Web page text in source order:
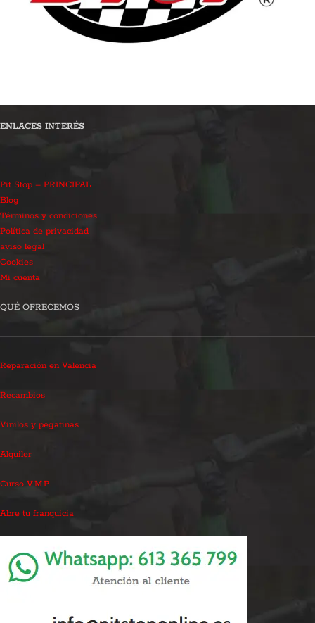
ENLACES INTERÉS
Pit Stop – PRINCIPAL
Blog
Términos y condiciones
Política de privacidad
aviso legal
Cookies
Mi cuenta
QUÉ OFRECEMOS
Reparación en Valencia
Recambios
Vinilos y pegatinas
Alquiler
Curso V.M.P.
Abre tu franquicia